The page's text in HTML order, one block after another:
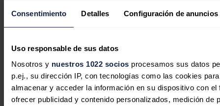
Consentimiento Detalles Configuración de anuncios
Uso responsable de sus datos
Nosotros y nuestros 1022 socios procesamos sus datos
p.ej., su dirección IP, con tecnologías como las cookies para
almacenar y acceder la información en su dispositivo con el
ofrecer publicidad y contenido personalizados, medición de
mes rebajará en 500.000 bd sus exportaciones petroleras.
Tras reaccionar con alzas inmediatas a estos mensajes, los precios
del crudo terminaron la sesión del lunes a la baja aunque volvían
este martes a la senda alcista, con elBrentacercándose a los 76 y el
WTIa los 71 dólares por barril.
Noticias relacionadas